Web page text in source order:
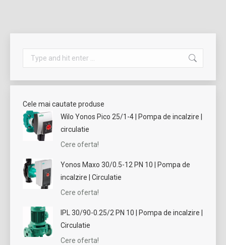
Search:
Cele mai cautate produse
Wilo Yonos Pico 25/1-4 | Pompa de incalzire |
circulatie
Cere oferta!
Yonos Maxo 30/0.5-12 PN 10 | Pompa de
incalzire | Circulatie
Cere oferta!
IPL 30/90-0.25/2 PN 10 | Pompa de incalzire |
Circulatie
Cere oferta!